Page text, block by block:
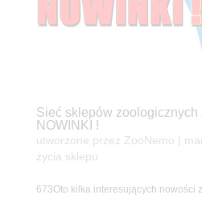
Sieć sklepów zoologicznych
NOWINKI !
utworzone przez ZooNemo
życia sklepu
673Oto kilka interesujących nowości